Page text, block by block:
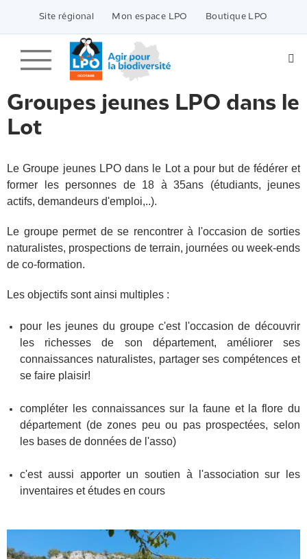
contenu
Site régional Mon espace LPO Boutique LPO
Groupes jeunes LPO dans le
Lot
Le Groupe jeunes LPO dans le Lot a pour but de fédérer et
former les personnes de 18 à 35ans (étudiants, jeunes
actifs, demandeurs d'emploi,..).
Le groupe permet de se rencontrer à l'occasion de sorties
naturalistes, prospections de terrain, journées ou week-ends
de co-formation.
Les objectifs sont ainsi multiples :
pour les jeunes du groupe c'est l'occasion de découvrir
les richesses de son département, améliorer ses
connaissances naturalistes, partager ses compétences et
se faire plaisir!
compléter les connaissances sur la faune et la flore du
département (de zones peu ou pas prospectées, selon
les bases de données de l'asso)
c'est aussi apporter un soutien à l'association sur les
inventaires et études en cours